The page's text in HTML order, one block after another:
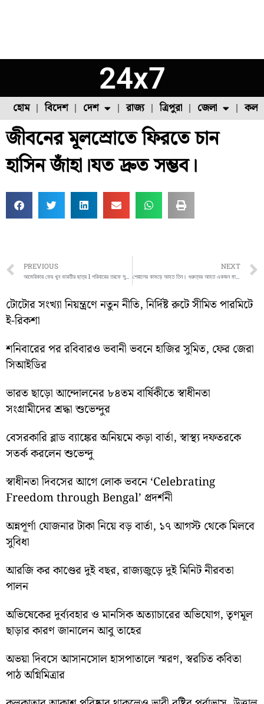
24x7
হোম বিদেশ দেশ
ফুল চাষ ফল চাষ মাছ চাষ
রাজ্য ত্রিপুরা জেলা
উত্তর ২৪ পরগনা
জীবনের মূলস্রোতে ফিরতে চান
হাসিন জাঁহা।যত দ্রুত সম্ভব।
Prev
PREVIOUS
আমেরিকায় ফের খুন ভারতীয় ছাত্র l পরিবারের তরফে সুষমা স্বরাজের কাছে কড়া পদক্ষেপ গ্রহণের আর্জি জানানো হয়েছে।
NEXT
শেয়ালের কামড়ে আহত তিন। গুরুত্বর আহত একজন মালদা মেডিক্যাল কলেজ হাসপাতালে চিকিৎসাধীন
টোটোর সংখ্যা নিয়ন্ত্রণে নতুন নীতি, নির্দিষ্ট রুটে সীমিত পারমিটে
ই-রিকশা
শনিবারের পর রবিবারও ভবানী ভবনে হাজির সুমিত, ফের জেরা
সিআইডির
ভারত ছাড়ো আন্দোলনের ৮৪তম বার্ষিকীতে স্বাধীনতা
সংগ্রামীদের শ্রদ্ধা শুভেন্দুর
বেসরকারি ব্লাড ব্যাঙ্কের অনিয়মে কড়া বার্তা, স্বাস্থ্য দফতরকে
সতর্ক করলেন শুভেন্দু
স্বাধীনতা দিবসের আগে লোক ভবনে ‘Celebrating
Freedom through Bengal’ প্রদর্শনী
অন্নপূর্ণা যোজনার টাকা নিয়ে বড় বার্তা, ১৭ আগস্ট থেকে মিলবে
সুবিধা
আরজি কর কাণ্ডের দুই বছর, রাজ্যজুড়ে দুই মিনিট নীরবতা
পালন
অভিষেকের দুর্ব্যবহার ও মানসিক অত্যাচারের অভিযোগ, তৃণমূল
ছাড়ার কারণ জানালেন আবু তাহের
অভয়া দিবসে আসানসোল হাসপাতালে স্মরণ, স্বরচিত কবিতা
পাঠ অগ্নিমিত্রার